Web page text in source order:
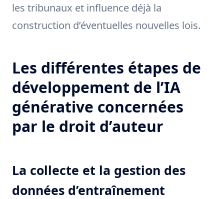
les tribunaux et influence déjà la
construction d’éventuelles nouvelles lois.
Les différentes étapes de
développement de l’IA
générative concernées
par le droit d’auteur
La collecte et la gestion des
données d’entraînement